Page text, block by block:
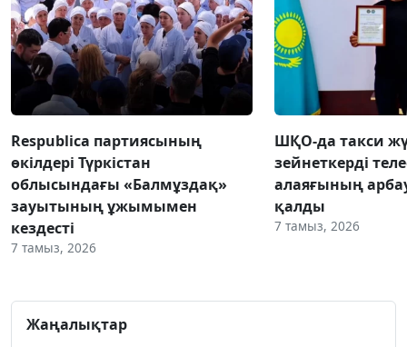
Respublica партиясының
өкілдері Түркістан
облысындағы «Балмұздақ»
зауытының ұжымымен
кездесті
7 тамыз, 2026
ШҚО-да такси
зейнеткерді
алаяғының
қалды
7 тамыз, 2026
Жаңалықтар